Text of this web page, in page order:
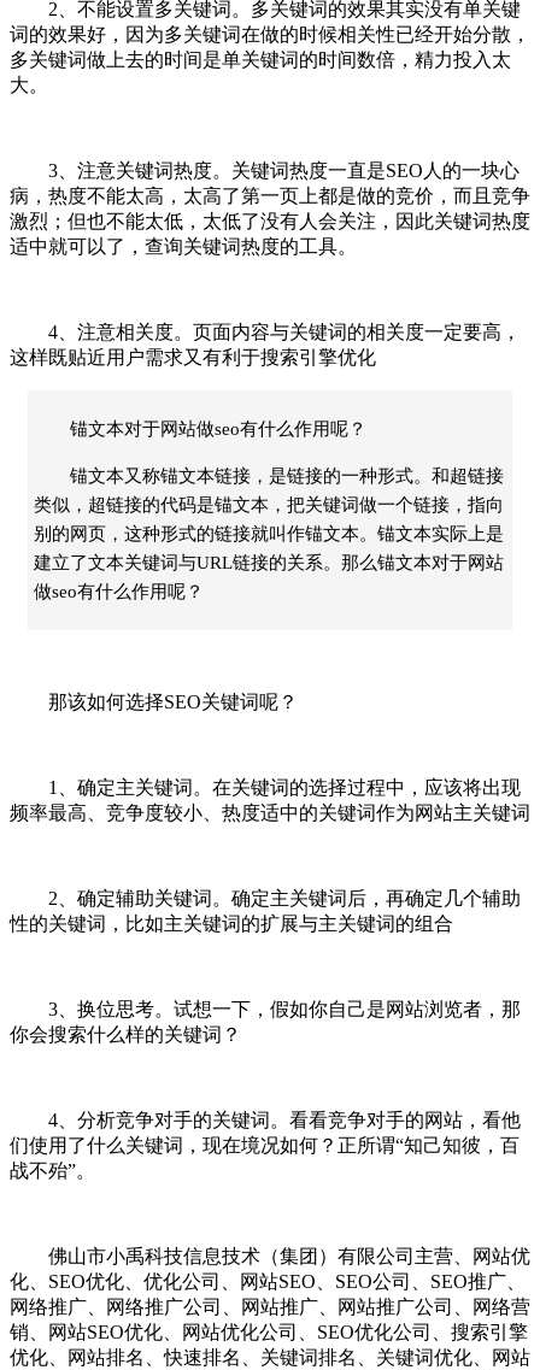
2、不能设置多关键词。多关键词的效果其实没有单关键
词的效果好，因为多关键词在做的时候相关性已经开始分散，
多关键词做上去的时间是单关键词的时间数倍，精力投入太
大。
3、注意关键词热度。关键词热度一直是SEO人的一块心
病，热度不能太高，太高了第一页上都是做的竞价，而且竞争
激烈；但也不能太低，太低了没有人会关注，因此关键词热度
适中就可以了，查询关键词热度的工具。
4、注意相关度。页面内容与关键词的相关度一定要高，
这样既贴近用户需求又有利于搜索引擎优化
锚文本对于网站做seo有什么作用呢？
锚文本又称锚文本链接，是链接的一种形式。和超链接
类似，超链接的代码是锚文本，把关键词做一个链接，指向
别的网页，这种形式的链接就叫作锚文本。锚文本实际上是
建立了文本关键词与URL链接的关系。那么锚文本对于网站
做seo有什么作用呢？
那该如何选择SEO关键词呢？
1、确定主关键词。在关键词的选择过程中，应该将出现
频率最高、竞争度较小、热度适中的关键词作为网站主关键词
2、确定辅助关键词。确定主关键词后，再确定几个辅助
性的关键词，比如主关键词的扩展与主关键词的组合
3、换位思考。试想一下，假如你自己是网站浏览者，那
你会搜索什么样的关键词？
4、分析竞争对手的关键词。看看竞争对手的网站，看他
们使用了什么关键词，现在境况如何？正所谓“知己知彼，百
战不殆”。
佛山市小禹科技信息技术（集团）有限公司主营、网站优
化、SEO优化、优化公司、网站SEO、SEO公司、SEO推广、
网络推广、网络推广公司、网站推广、网站推广公司、网络营
销、网站SEO优化、网站优化公司、SEO优化公司、搜索引擎
优化、网站排名、快速排名、关键词排名、关键词优化、网站